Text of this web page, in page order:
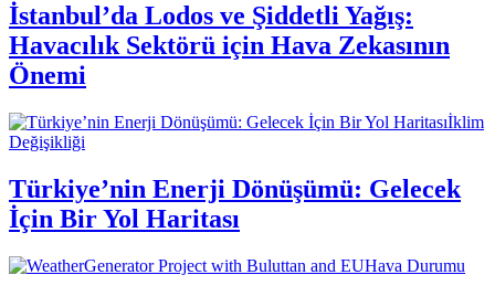
İstanbul’da Lodos ve Şiddetli Yağış:
Havacılık Sektörü için Hava Zekasının
Önemi
İklim
Değişikliği
Türkiye’nin Enerji Dönüşümü: Gelecek
İçin Bir Yol Haritası
Hava Durumu